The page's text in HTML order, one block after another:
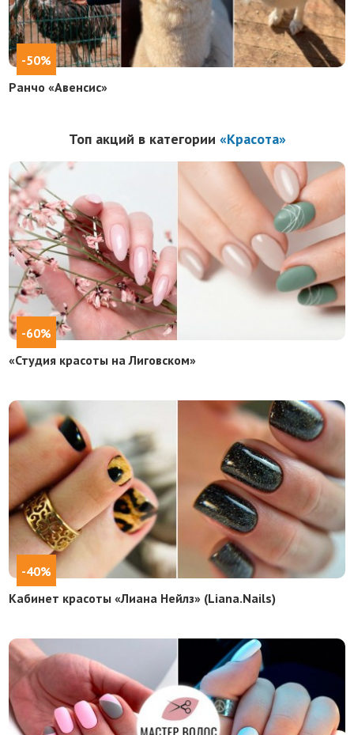
-50%
Ранчо «Авенсис»
Топ акций в категории «Красота»
-60%
«Студия красоты на Лиговском»
-40%
Кабинет красоты «Лиана Нейлз» (Liana.Nails)